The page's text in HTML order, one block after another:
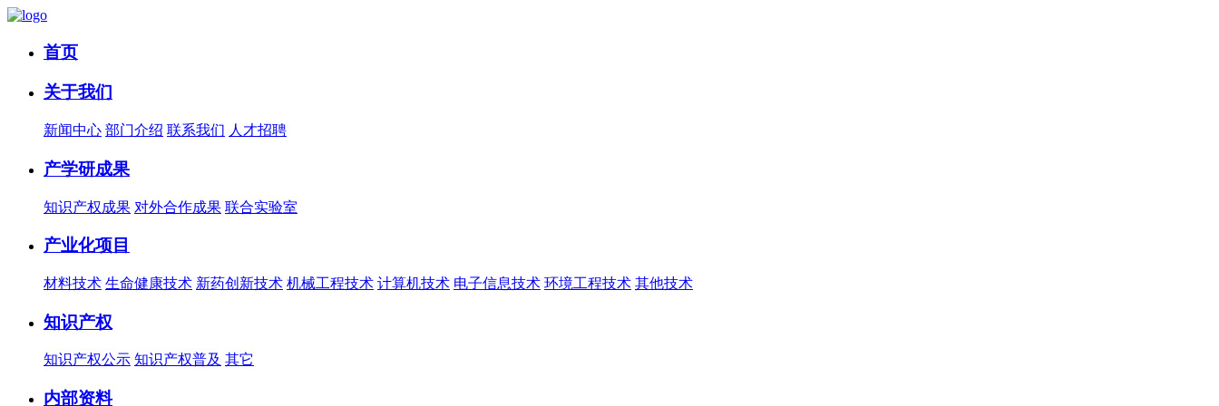
首页
关于我们
新闻中心 部门介绍 联系我们 人才招聘
产学研成果
知识产权成果 对外合作成果 联合实验室
产业化项目
材料技术 生命健康技术 新药创新技术 机械工程技术 计算机技术 电子信息技术 环境工程技术 其他技术
知识产权
知识产权公示 知识产权普及 其它
内部资料